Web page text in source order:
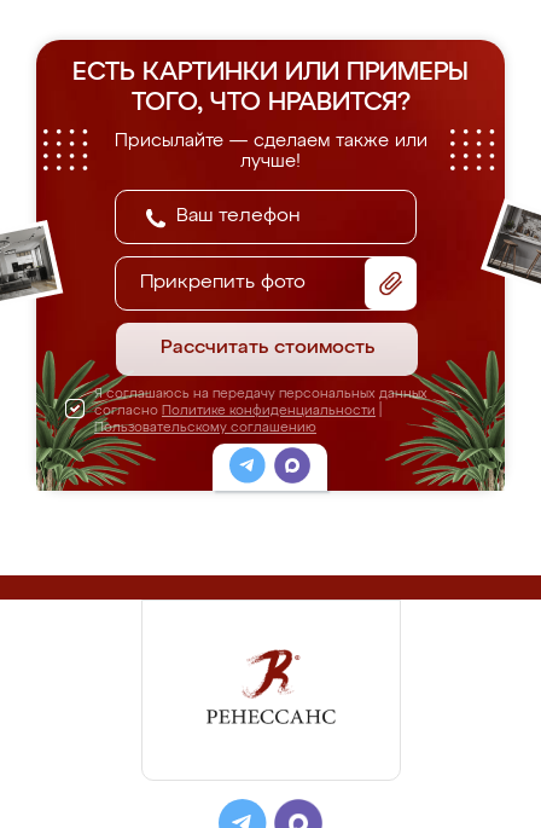
ЕСТЬ КАРТИНКИ ИЛИ ПРИМЕРЫ
ТОГО, ЧТО НРАВИТСЯ?
Присылайте — сделаем также или
лучше!
Прикрепить фото
Рассчитать стоимость
Я соглашаюсь на передачу персональных данных
согласно Политике конфиденциальности
Пользовательскому соглашению